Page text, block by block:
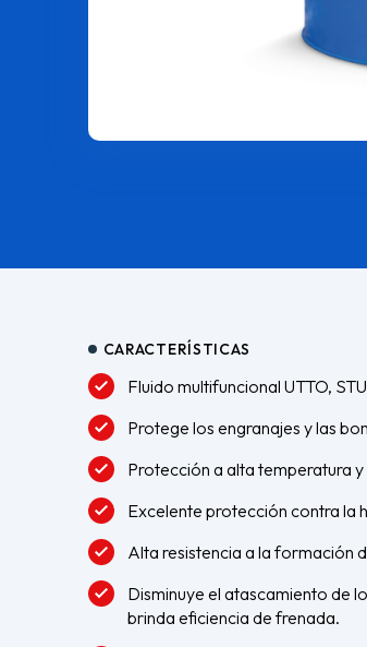
CARACTERÍSTICAS
Fluido multifuncional UTTO,
Protege los engranajes y las
Protección a alta temperatura
Excelente protección contra la
Alta resistencia a la formación
Disminuye el atascamiento de
brinda eficiencia de frenada.